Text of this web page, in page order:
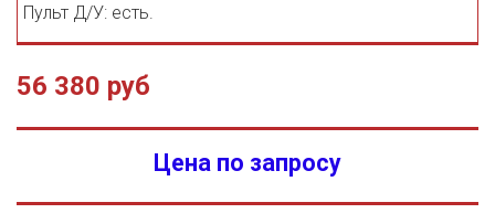
Пульт Д/У: есть.
56 380 руб
Цена по запросу